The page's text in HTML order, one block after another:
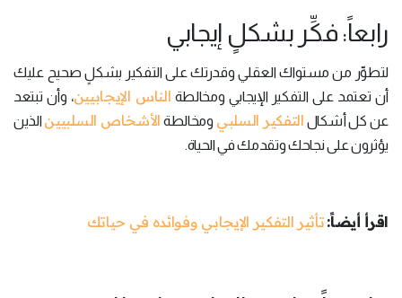
رابعاً: فكِّر بشكلٍ إيجابي
لتطوِّر من مستواك العقلي وقدرتك على التفكير بشكلٍ صحيح عليك
أن تعتمد على التفكير الإيجابي ومخالطة الناس الإيجابيين، وأن تبتعد
عن كل أشكال التفكير السلبي ومخالطة الأشخاص السلبيين الذين
يؤثرون على نجاحك وتقدمك في الحياة.
اقرأ أيضاً: تأثير التفكير الإيجابي وفوائده في حياتك